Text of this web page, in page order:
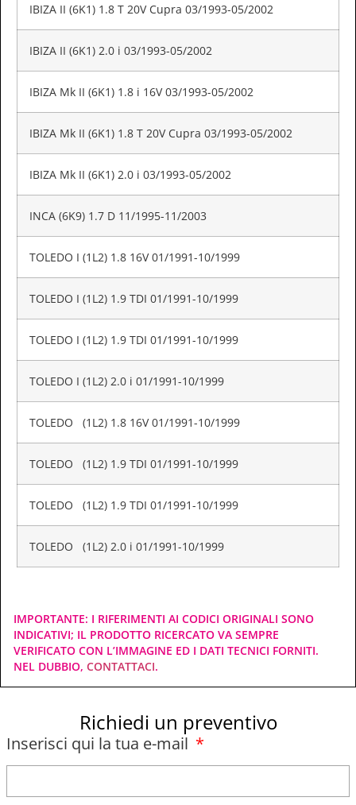
IBIZA II (6K1) 1.8 T 20V Cupra 03/1993-05/2002
IBIZA II (6K1) 2.0 i 03/1993-05/2002
IBIZA Mk II (6K1) 1.8 i 16V 03/1993-05/2002
IBIZA Mk II (6K1) 1.8 T 20V Cupra 03/1993-05/2002
IBIZA Mk II (6K1) 2.0 i 03/1993-05/2002
INCA (6K9) 1.7 D 11/1995-11/2003
TOLEDO I (1L2) 1.8 16V 01/1991-10/1999
TOLEDO I (1L2) 1.9 TDI 01/1991-10/1999
TOLEDO I (1L2) 1.9 TDI 01/1991-10/1999
TOLEDO I (1L2) 2.0 i 01/1991-10/1999
TOLEDO (1L2) 1.8 16V 01/1991-10/1999
TOLEDO (1L2) 1.9 TDI 01/1991-10/1999
TOLEDO (1L2) 1.9 TDI 01/1991-10/1999
TOLEDO (1L2) 2.0 i 01/1991-10/1999
IMPORTANTE: I RIFERIMENTI AI CODICI ORIGINALI SONO
INDICATIVI; IL PRODOTTO RICERCATO VA SEMPRE
VERIFICATO CON L’IMMAGINE ED I DATI TECNICI FORNITI.
NEL DUBBIO, CONTATTACI.
Richiedi un preventivo
Inserisci qui la tua e-mail